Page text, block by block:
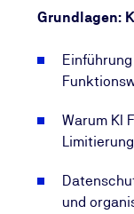
KI im
auditfest
Ihrer
Kontrolle
Grundlagen:
Warum KI
und